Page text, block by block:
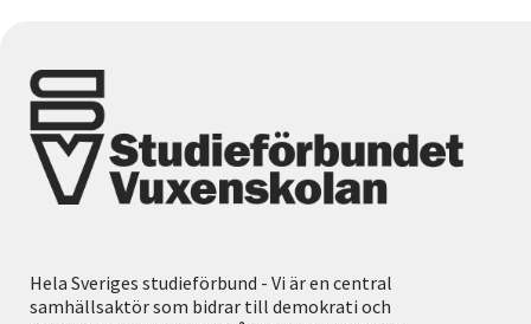
Hela Sveriges studieförbund - Vi är en central
samhällsaktör som bidrar till demokrati och